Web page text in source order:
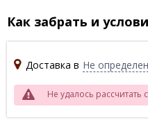
Как забрать и
Доставка в Не определен
Не удалось рассчитать